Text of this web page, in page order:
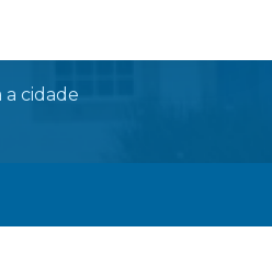
a cidade